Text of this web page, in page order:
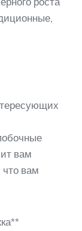
вам
что вам